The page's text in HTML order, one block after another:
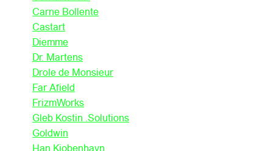
Carne Bollente
Castart
Diemme
Dr. Martens
Drole de Monsieur
Far Afield
FrizmWorks
Gleb Kostin .Solutions
Goldwin